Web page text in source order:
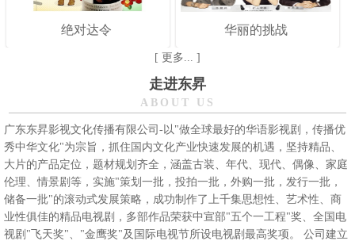
绝对达令 华丽的挑战
[ 更多... ]
走进东昇
ABOUT US
广东东昇影视文化传播有限公司-以"做全球最好的华语影视剧，传播优
秀中华文化"为宗旨，抓住国内文化产业快速发展的机遇，坚持精品、
大片的产品定位，题材规划齐全，涵盖古装、年代、现代、偶像、家庭
伦理、情景剧等，实施"策划一批，投拍一批，外购一批，发行一批，
储备一批"的滚动式发展策略，成功制作了上千集思想性、艺术性、商
业性俱佳的精品电视剧，多部作品荣获中宣部"五个一工程"奖、全国电
视剧"飞天奖"、"金鹰奖"及国际电视节所设电视剧最高奖项。 公司建立